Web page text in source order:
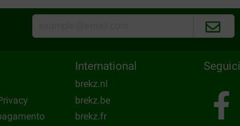
International
brekz.nl
brekz.be
brekz.fr
Seguici